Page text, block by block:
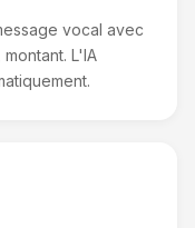
vocal avec
L'IA